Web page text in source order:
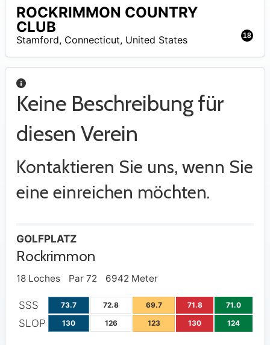
18
ROCKRIMMON COUNTRY
CLUB
Stamford, Connecticut, United States
Keine Beschreibung für
diesen Verein
Kontaktieren Sie uns, wenn Sie
eine einreichen möchten.
GOLFPLATZ
Rockrimmon
18 Loches Par 72 6942 Meter
SSS 73.7 72.8 69.7 71.8 71.0
SLOP 130 126 123 130 124